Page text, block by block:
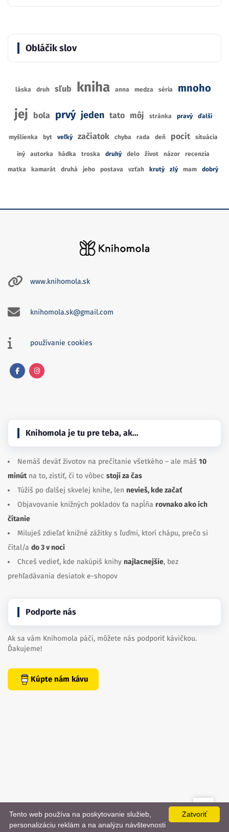
Obláčik slov
láska druh sľub kniha anna medza séria mnoho
jej bola prvý jeden tato môj stránka pravý ďalší
myšlienka byt veľký začiatok chyba rada deň pocit situácia
iný autorka hádka troska druhý delo život názor recenzia
matka kamarát druhá jeho postava vzťah krutý zlý mam dobrý
www.knihomola.sk
knihomola.sk@gmail.com
používanie cookies
Knihomola je tu pre teba, ak…
Nemáš deväť životov na prečítanie všetkého – ale máš 10
minútna to, zistiť, či to vôbec stojí za čas
Túžiš po ďalšej skvelej knihe, len nevieš, kde začať
Objavovanie knižných pokladov ťa napĺňa rovnako ako ich
čítanie
Miluješ zdieľať knižné zážitky s ľuďmi, ktorí chápu, prečo si
čítal/a do 3 v noci
Chceš vedieť, kde nakúpiš knihy najlacnejšie, bez
prehľadávania desiatok e-shopov
Podporte nás
Ak sa vám Knihomola páči, môžete nás podporiť kávičkou.
Ďakujeme!
Kúpte nám kávu
created bydanielhrenak.sk
Zatvoriť
Tento web používa na poskytovanie služieb,
personalizáciu reklám a na analýzu návštevnosti